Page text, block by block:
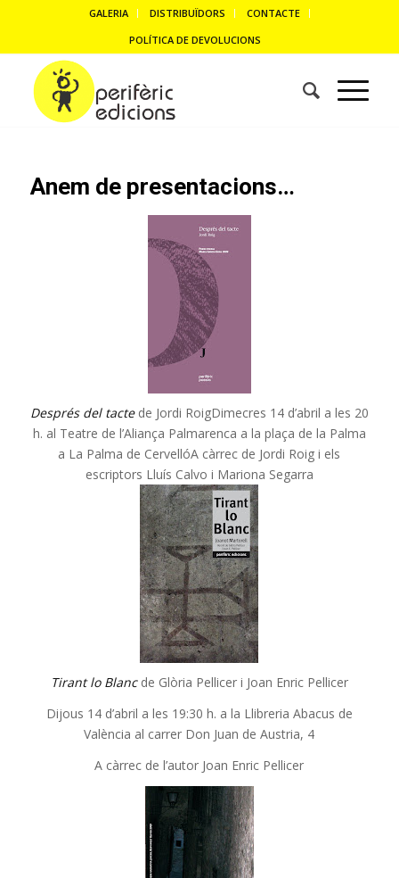
GALERIA DISTRIBUÏDORS
CONTACTE
POLÍTICA DE DEVOLUCIONS
Anem de presentacions…
Després del tactede Jordi RoigDimecres 14 d’abril a les 20
h. al Teatre de l’Aliança Palmarenca a la plaça de la Palma
a La Palma de CervellóA càrrec de Jordi Roig i els
escriptors Lluís Calvo i Mariona Segarra
Tirant lo Blanc de Glòria Pellicer i Joan Enric Pellicer
Dijous 14 d’abril a les 19:30 h. a la Llibreria Abacus de
València al carrer Don Juan de Austria, 4
A càrrec de l’autor Joan Enric Pellicer